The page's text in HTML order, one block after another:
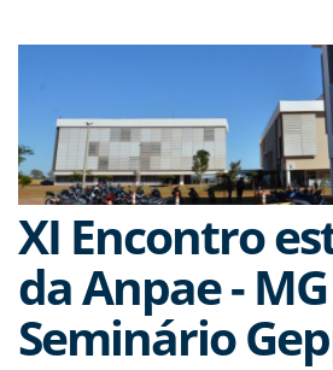
XI Encontro
da Anpae -
Seminário